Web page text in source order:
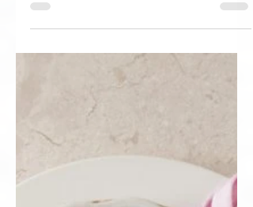
ВЪВ ВЪЛНУВАЩО
ПРЕЖИВЯВАНЕ
вашите гости ще говорят години напред с